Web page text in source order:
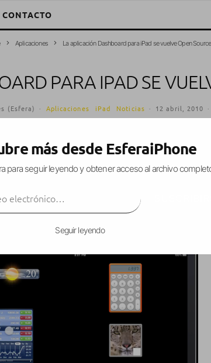
CONTACTO
Aplicaciones La aplicación Dashboard para iPad se vuelve Open Source
PARA IPAD SE
(Esfera) · Aplicaciones iPad Noticias · 12 abril, 2010 ·
la aplicaciónDashboardque os
como
, para que
en cuanto el jailbreak para el iPad
más desde EsferaiPhone
para seguir leyendo y obtener acceso al archivo
Seguir leyendo